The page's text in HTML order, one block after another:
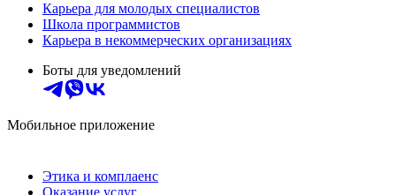
Карьера для молодых специалистов
Школа программистов
Карьера в некоммерческих организациях
Боты для уведомлений
Мобильное приложение
Этика и комплаенс